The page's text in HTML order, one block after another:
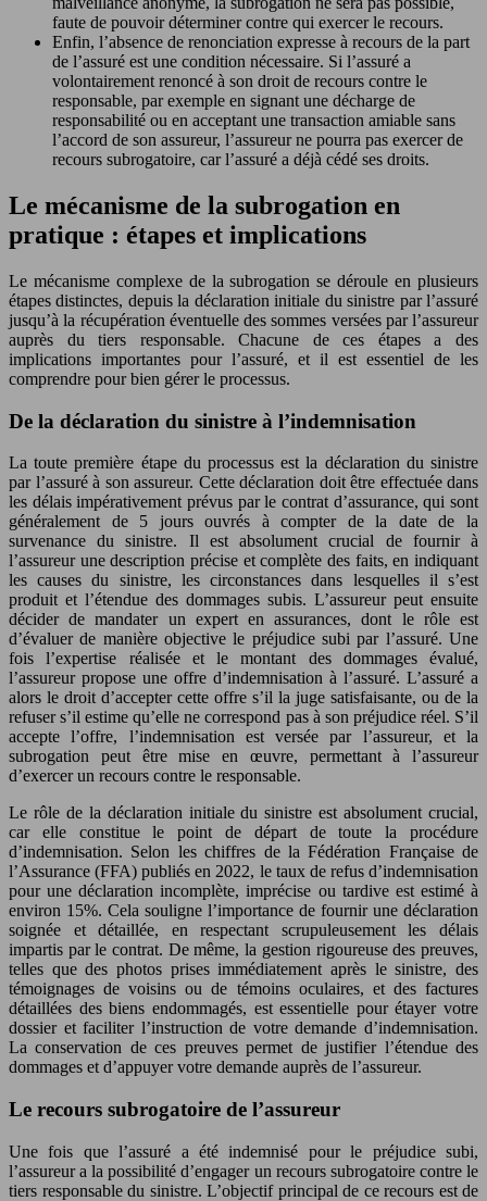
faute de pouvoir déterminer contre qui exercer le recours.
Enfin, l’absence de renonciation expresse à recours de la part
de l’assuré est une condition nécessaire. Si l’assuré a
volontairement renoncé à son droit de recours contre le
responsable, par exemple en signant une décharge de
responsabilité ou en acceptant une transaction amiable sans
l’accord de son assureur, l’assureur ne pourra pas exercer de
recours subrogatoire, car l’assuré a déjà cédé ses droits.
Le mécanisme de la subrogation en
pratique : étapes et implications
Le mécanisme complexe de la subrogation se déroule en plusieurs
étapes distinctes, depuis la déclaration initiale du sinistre par l’assuré
jusqu’à la récupération éventuelle des sommes versées par l’assureur
auprès du tiers responsable. Chacune de ces étapes a des
implications importantes pour l’assuré, et il est essentiel de les
comprendre pour bien gérer le processus.
De la déclaration du sinistre à l’indemnisation
La toute première étape du processus est la déclaration du sinistre
par l’assuré à son assureur. Cette déclaration doit être effectuée dans
les délais impérativement prévus par le contrat d’assurance, qui sont
généralement de 5 jours ouvrés à compter de la date de la
survenance du sinistre. Il est absolument crucial de fournir à
l’assureur une description précise et complète des faits, en indiquant
les causes du sinistre, les circonstances dans lesquelles il s’est
produit et l’étendue des dommages subis. L’assureur peut ensuite
décider de mandater un expert en assurances, dont le rôle est
d’évaluer de manière objective le préjudice subi par l’assuré. Une
fois l’expertise réalisée et le montant des dommages évalué,
l’assureur propose une offre d’indemnisation à l’assuré. L’assuré a
alors le droit d’accepter cette offre s’il la juge satisfaisante, ou de la
refuser s’il estime qu’elle ne correspond pas à son préjudice réel. S’il
accepte l’offre, l’indemnisation est versée par l’assureur, et la
subrogation peut être mise en œuvre, permettant à l’assureur
d’exercer un recours contre le responsable.
Le rôle de la déclaration initiale du sinistre est absolument crucial,
car elle constitue le point de départ de toute la procédure
d’indemnisation. Selon les chiffres de la Fédération Française de
l’Assurance (FFA) publiés en 2022, le taux de refus d’indemnisation
pour une déclaration incomplète, imprécise ou tardive est estimé à
environ 15%. Cela souligne l’importance de fournir une déclaration
soignée et détaillée, en respectant scrupuleusement les délais
impartis par le contrat. De même, la gestion rigoureuse des preuves,
telles que des photos prises immédiatement après le sinistre, des
témoignages de voisins ou de témoins oculaires, et des factures
détaillées des biens endommagés, est essentielle pour étayer votre
dossier et faciliter l’instruction de votre demande d’indemnisation.
La conservation de ces preuves permet de justifier l’étendue des
dommages et d’appuyer votre demande auprès de l’assureur.
Le recours subrogatoire de l’assureur
Une fois que l’assuré a été indemnisé pour le préjudice subi,
l’assureur a la possibilité d’engager un recours subrogatoire contre le
tiers responsable du sinistre. L’objectif principal de ce recours est de